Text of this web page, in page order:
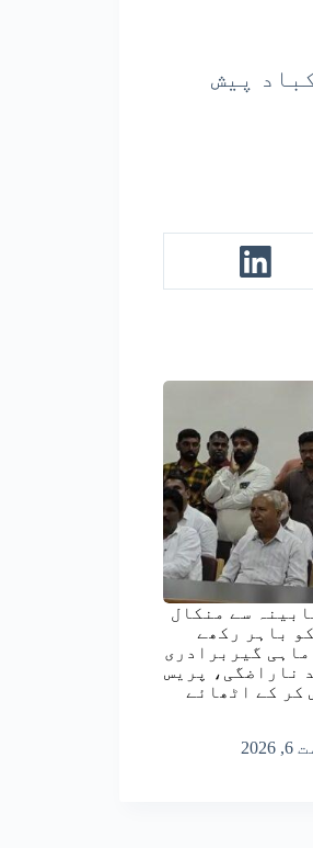
پیش
سے منکال
باہر رکھے
گیربرادری
ناراضگی، پریس
کر کے اٹھائے